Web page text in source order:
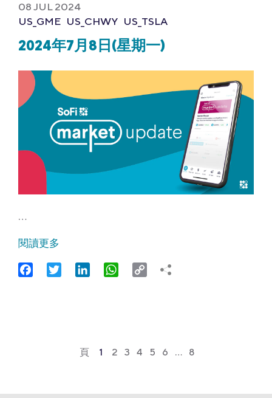
08 JUL 2024
US_GME US_CHWY US_TSLA
2024年7月8日(星期一)
…
閱讀更多
FacebookTwitter LinkedIn WhatsApp
Copy
頁 1 2 3 4 5 6 … 8